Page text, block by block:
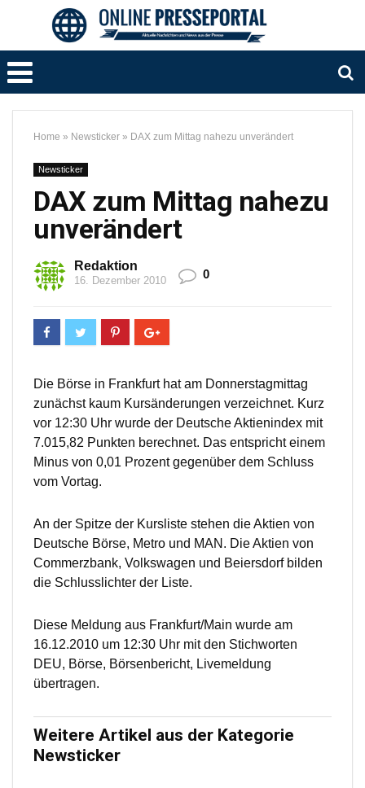
Home » Newsticker » DAX zum Mittag nahezu unverändert
Newsticker
DAX zum Mittag nahezu
unverändert
Redaktion
16. Dezember 2010 0
Die Börse in Frankfurt hat am Donnerstagmittag
zunächst kaum Kursänderungen verzeichnet. Kurz
vor 12:30 Uhr wurde der Deutsche Aktienindex mit
7.015,82 Punkten berechnet. Das entspricht einem
Minus von 0,01 Prozent gegenüber dem Schluss
vom Vortag.
An der Spitze der Kursliste stehen die Aktien von
Deutsche Börse, Metro und MAN. Die Aktien von
Commerzbank, Volkswagen und Beiersdorf bilden
die Schlusslichter der Liste.
Diese Meldung aus Frankfurt/Main wurde am
16.12.2010 um 12:30 Uhr mit den Stichworten
DEU, Börse, Börsenbericht, Livemeldung
übertragen.
Weitere Artikel aus der Kategorie
Newsticker